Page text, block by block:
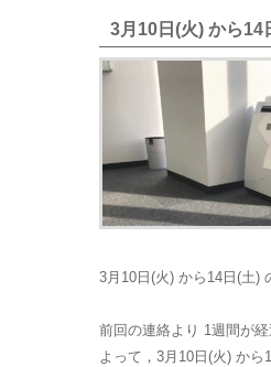
3月10日(火) から14
3月10日(火) から14日(土)
前回の連絡より 1週間が
よって，3月10日(火) から